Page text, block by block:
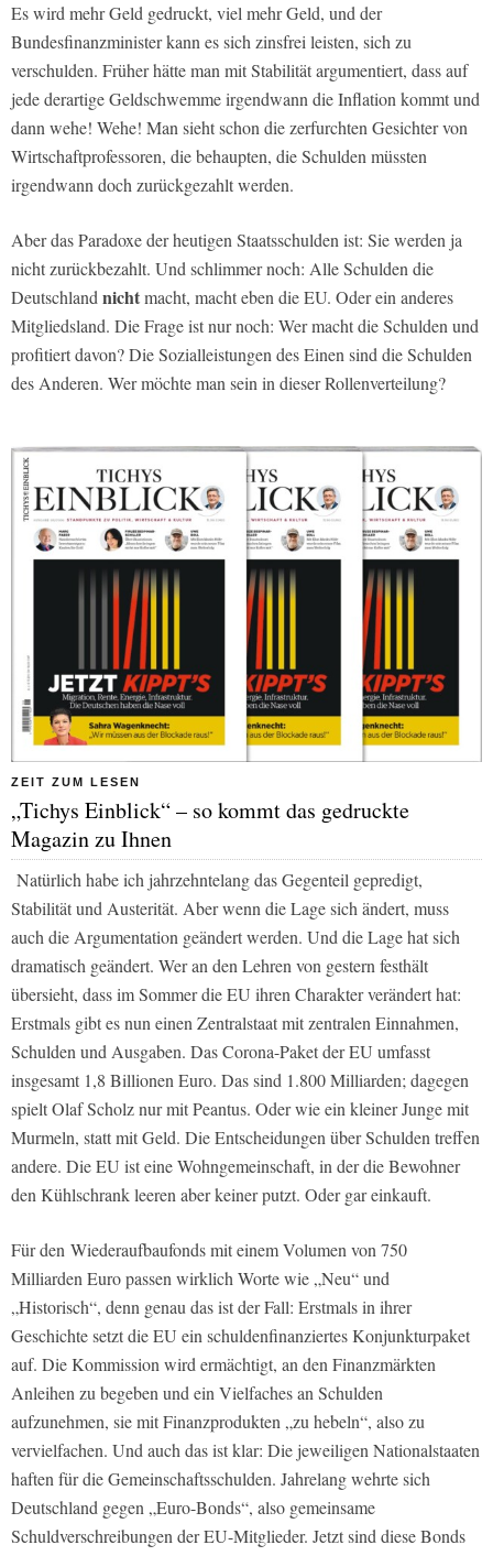
Es wird mehr Geld gedruckt, viel mehr Geld, und der
Bundesfinanzminister kann es sich zinsfrei leisten, sich zu
verschulden. Früher hätte man mit Stabilität argumentiert, dass auf
jede derartige Geldschwemme irgendwann die Inflation kommt und
dann wehe! Wehe! Man sieht schon die zerfurchten Gesichter von
Wirtschaftprofessoren, die behaupten, die Schulden müssten
irgendwann doch zurückgezahlt werden.
Aber das Paradoxe der heutigen Staatsschulden ist: Sie werden ja
nicht zurückbezahlt. Und schlimmer noch: Alle Schulden die
Deutschlandnichtmacht, macht eben die EU. Oder ein anderes
Mitgliedsland. Die Frage ist nur noch: Wer macht die Schulden und
profitiert davon? Die Sozialleistungen des Einen sind die Schulden
des Anderen. Wer möchte man sein in dieser Rollenverteilung?
ZEIT ZUM LESEN
„Tichys Einblick“ – so kommt das gedruckte
Magazin zu Ihnen
Natürlich habe ich jahrzehntelang das Gegenteil gepredigt,
Stabilität und Austerität. Aber wenn die Lage sich ändert, muss
auch die Argumentation geändert werden. Und die Lage hat sich
dramatisch geändert. Wer an den Lehren von gestern festhält
übersieht, dass im Sommer die EU ihren Charakter verändert hat:
Erstmals gibt es nun einen Zentralstaat mit zentralen Einnahmen,
Schulden und Ausgaben. Das Corona-Paket der EU umfasst
insgesamt 1,8 Billionen Euro. Das sind 1.800 Milliarden; dagegen
spielt Olaf Scholz nur mit Peantus. Oder wie ein kleiner Junge mit
Murmeln, statt mit Geld. Die Entscheidungen über Schulden treffen
andere. Die EU ist eine Wohngemeinschaft, in der die Bewohner
den Kühlschrank leeren aber keiner putzt. Oder gar einkauft.
Für den Wiederaufbaufonds mit einem Volumen von 750
Milliarden Euro passen wirklich Worte wie „Neu“ und
„Historisch“, denn genau das ist der Fall: Erstmals in ihrer
Geschichte setzt die EU ein schuldenfinanziertes Konjunkturpaket
auf. Die Kommission wird ermächtigt, an den Finanzmärkten
Anleihen zu begeben und ein Vielfaches an Schulden
aufzunehmen, sie mit Finanzprodukten „zu hebeln“, also zu
vervielfachen. Und auch das ist klar: Die jeweiligen Nationalstaaten
haften für die Gemeinschaftsschulden. Jahrelang wehrte sich
Deutschland gegen „Euro-Bonds“, also gemeinsame
Schuldverschreibungen der EU-Mitglieder. Jetzt sind diese Bonds